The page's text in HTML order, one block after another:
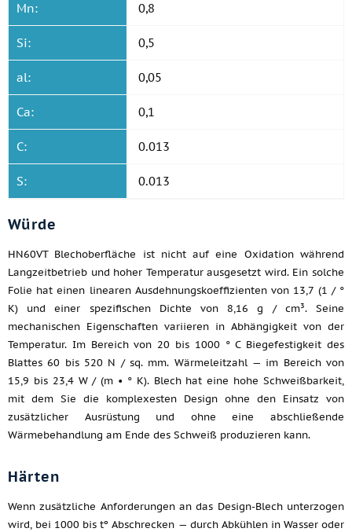
Mn: 0,8
Si: 0,5
al: 0,05
Ca: 0,1
C: 0.013
S: 0.013
Würde
HN60VT Blechoberfläche ist nicht auf eine Oxidation während
Langzeitbetrieb und hoher Temperatur ausgesetzt wird. Ein solche
Folie hat einen linearen Ausdehnungskoeffizienten von 13,7 (1 / °
K) und einer spezifischen Dichte von 8,16 g / cm³. Seine
mechanischen Eigenschaften variieren in Abhängigkeit von der
Temperatur. Im Bereich von 20 bis 1000 ° C Biegefestigkeit des
Blattes 60 bis 520 N / sq. mm. Wärmeleitzahl — im Bereich von
15,9 bis 23,4 W / (m • ° K). Blech hat eine hohe Schweißbarkeit,
mit dem Sie die komplexesten Design ohne den Einsatz von
zusätzlicher Ausrüstung und ohne eine abschließende
Wärmebehandlung am Ende des Schweiß produzieren kann.
Härten
Wenn zusätzliche Anforderungen an das Design-Blech unterzogen
wird, bei 1000 bis tº Abschrecken — durch Abkühlen in Wasser oder